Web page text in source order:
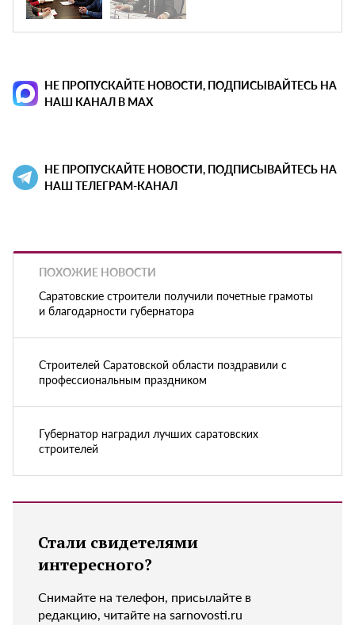
НЕ ПРОПУСКАЙТЕ НОВОСТИ, ПОДПИСЫВАЙТЕСЬ НА
НАШ КАНАЛ В MAX
НЕ ПРОПУСКАЙТЕ НОВОСТИ, ПОДПИСЫВАЙТЕСЬ НА
НАШ ТЕЛЕГРАМ-КАНАЛ
ПОХОЖИЕ НОВОСТИ
Саратовские строители получили почетные грамоты
и благодарности губернатора
Строителей Саратовской области поздравили с
профессиональным праздником
Губернатор наградил лучших саратовских
строителей
Стали свидетелями
интересного?
Снимайте на телефон, присылайте в
редакцию, читайте на sarnovosti.ru